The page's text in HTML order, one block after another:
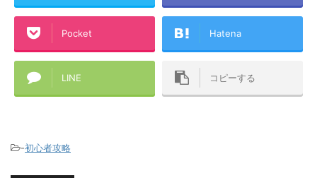
Pocket Hatena
LINE コピーする
-初心者攻略